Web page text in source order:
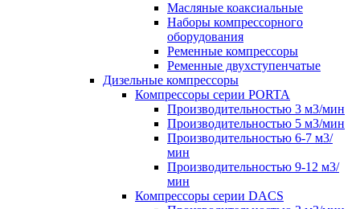
Маcляные коаксиальные
Наборы компрессорного
оборудования
Ременные компрессоры
Ременные двухступенчатые
Дизельные компрессоры
Компрессоры серии PORTA
Производительностью 3 м3/мин
Производительностью 5 м3/мин
Производительностью 6-7 м3/
мин
Производительностью 9-12 м3/
мин
Компрессоры серии DACS